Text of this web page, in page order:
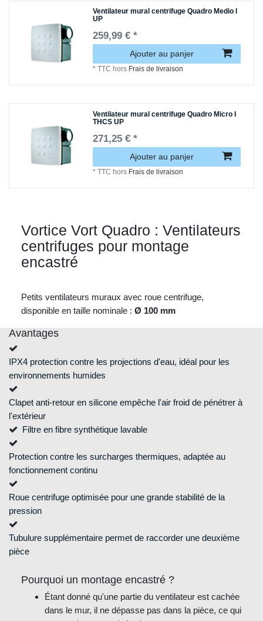
Ventilateur mural centrifuge Quadro Medio I
UP
259,99 € *
Ajouter au panjer
*TTC hors Frais de livraison
Ventilateur mural centrifuge Quadro Micro I
THCS UP
271,25 € *
Ajouter au panjer
*TTC hors Frais de livraison
Vortice Vort Quadro : Ventilateurs
centrifuges pour montage
encastré
Petits ventilateurs muraux avec roue centrifuge,
disponible en taille nominale : Ø 100 mm
Avantages
IPX4 protection contre les projections d'eau, idéal pour les
environnements humides
Clapet anti-retour en silicone empêche l'air froid de pénétrer à
l'extérieur
Filtre en fibre synthétique lavable
Protection contre les surcharges thermiques, adaptée au
fonctionnement continu
Roue centrifuge optimisée pour une grande stabilité de la
pression
Tubulure supplémentaire permet de raccorder une deuxième
pièce
Pourquoi un montage encastré ?
Étant donné qu'une partie du ventilateur est cachée
dans le mur, il ne dépasse pas dans la pièce, ce qui